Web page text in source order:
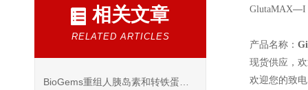
相关文章
RELATED ARTICLES
GlutaMAX—I
产品名称：
现货供应，
欢迎您的